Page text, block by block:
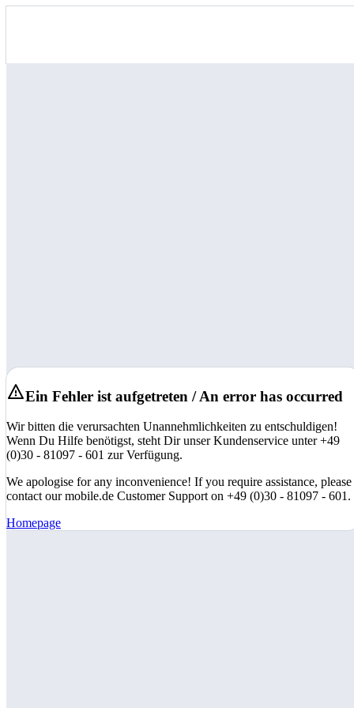
Ein Fehler ist aufgetreten / An error has occurred
Wir bitten die verursachten Unannehmlichkeiten zu entschuldigen!
Wenn Du Hilfe benötigst, steht Dir unser Kundenservice unter +49
(0)30 - 81097 - 601 zur Verfügung.
We apologise for any inconvenience! If you require assistance, please
contact our mobile.de Customer Support on +49 (0)30 - 81097 - 601.
Homepage